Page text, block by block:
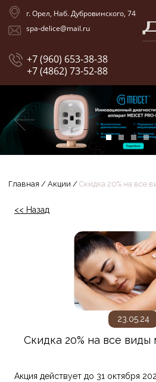
г. Орел, Наб. Дубровинского, 74
spa-delice@mail.ru
+7 (960) 653-38-38
+7 (4862) 73-52-88
Главная / Акции / Скидка 20% на все
<< Назад
23.05.24
Скидка 20% на все
Акция действует до 31 октября